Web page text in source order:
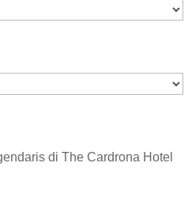
di The Cardrona Hotel